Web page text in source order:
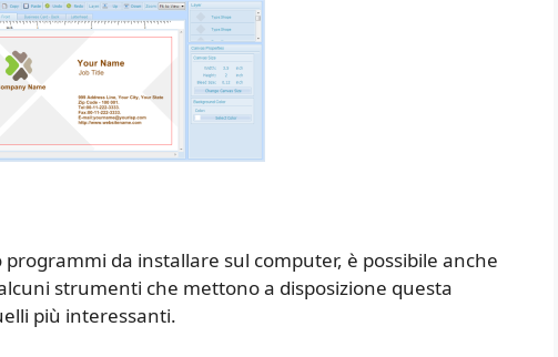
da installare sul computer, è possibile anche
strumenti che mettono a disposizione questa
più interessanti.